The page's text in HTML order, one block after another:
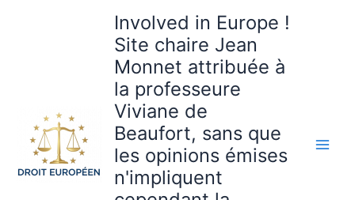
Involved in Europe !
Site chaire Jean
Monnet attribuée à
la professeure
Viviane de
Beaufort, sans que
les opinions émises
n'impliquent